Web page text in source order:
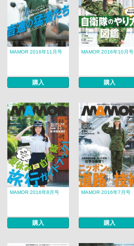
MAMOR 2016年11月号
購入
MAMOR 2016年10月号
購入
MAMOR 2016年8月号
購入
MAMOR 2016年7月号
購入